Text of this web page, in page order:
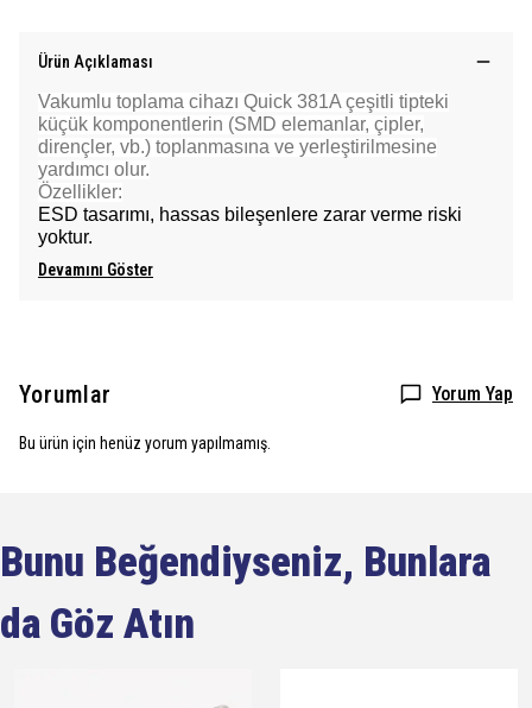
Ürün Açıklaması
Vakumlu toplama cihazı Quick 381A çeşitli tipteki
küçük komponentlerin (SMD elemanlar, çipler,
dirençler, vb.) toplanmasına ve yerleştirilmesine
yardımcı olur.
Özellikler:
ESD tasarımı, hassas bileşenlere zarar verme riski
yoktur.
Devamını Göster
Yorumlar Yorum Yap
Bu ürün için henüz yorum yapılmamış.
Bunu Beğendiyseniz, Bunlara
da Göz Atın